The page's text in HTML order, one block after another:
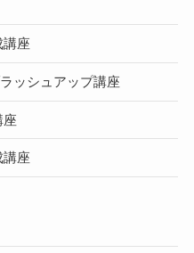
講座
ッシュアップ講座
座
講座